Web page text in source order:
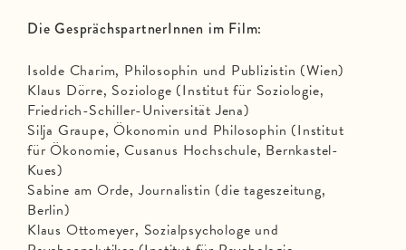
Die GesprächspartnerInnen im Film:
Isolde Charim, Philosophin und Publizistin (Wien)
Klaus Dörre, Soziologe (Institut für Soziologie,
Friedrich-Schiller-Universität Jena)
Silja Graupe, Ökonomin und Philosophin (Institut
für Ökonomie, Cusanus Hochschule, Bernkastel-
Kues)
Sabine am Orde, Journalistin (die tageszeitung,
Berlin)
Klaus Ottomeyer, Sozialpsychologe und